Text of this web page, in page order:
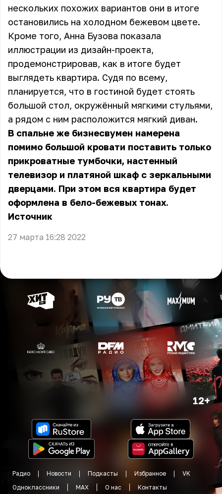
нескольких похожих вариантов они в итоге
остановились на холодном бежевом цвете.
Кроме того, Анна Бузова показала
иллюстрации из дизайн-проекта,
продемонстрировав, как в итоге будет
выглядеть квартира. Судя по всему,
планируется, что в гостиной будет стоять
большой стол, окружённый мягкими стульями,
а рядом с ним расположится мягкий диван.
В спальне же бизнесвумен намерена
помимо большой кровати поставить только
прикроватные тумбочки, настенный
телевизор и платяной шкаф с зеркальными
дверцами. При этом вся квартира будет
оформлена в бело-бежевых тонах.
Источник
27 марта 16:28 2022
12+
Радио Новости Подкасты Избранное
VK
Одноклассники
MAX О нас Контакты